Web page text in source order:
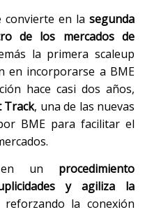
convierte en la segunda
de los mercados de
la primera scaleup
en incorporarse a BME
hace casi dos años,
Track, una de las nuevas
BME para facilitar el
en un procedimiento
y agiliza la
reforzando la conexión